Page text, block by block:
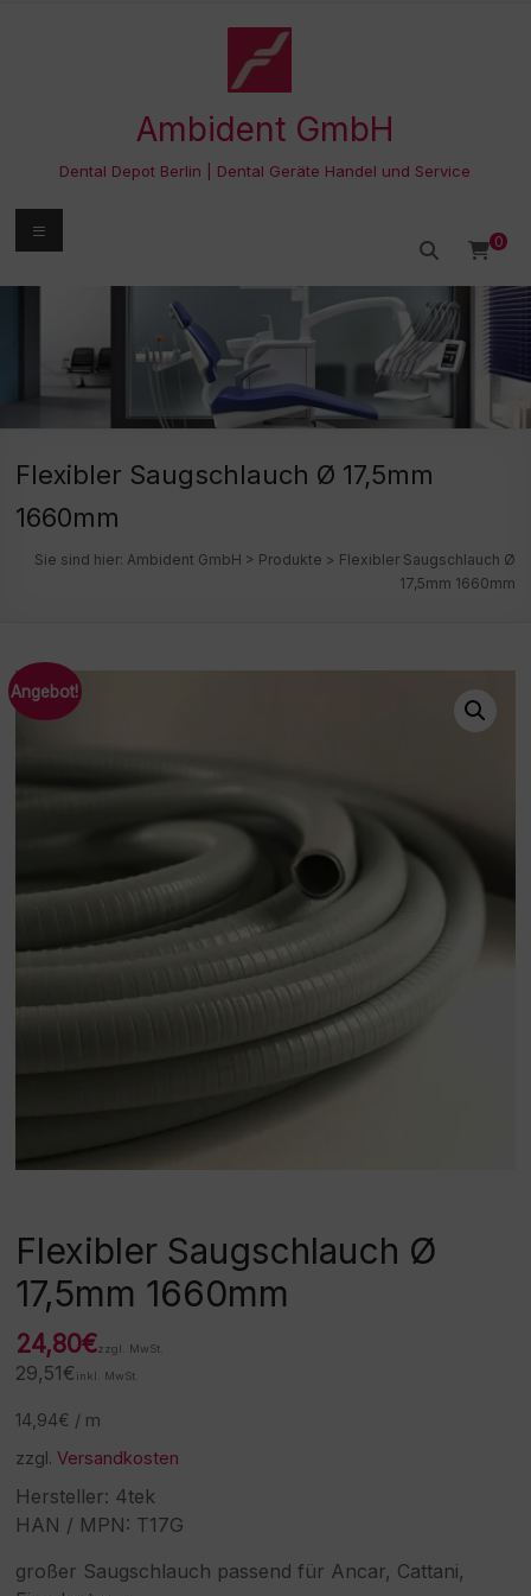
Ambident GmbH
Dental Depot Berlin | Dental Geräte Handel und Service
0
Menü
Flexibler Saugschlauch Ø 17,5mm
1660mm
Sie sind hier: Ambident GmbH > Produkte > Flexibler Saugschlauch Ø
17,5mm 1660mm
Angebot!
Flexibler Saugschlauch Ø
17,5mm 1660mm
24,80€zzgl. MwSt.
29,51€ inkl. MwSt.
14,94€ / m
zzgl.Versandkosten
Hersteller: 4tek
HAN / MPN: T17G
großer Saugschlauch passend für Ancar, Cattani,